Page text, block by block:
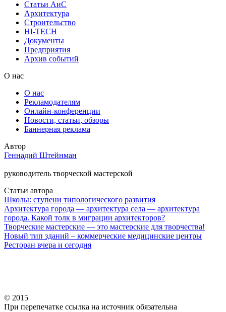
Статьи АиС
Архитектура
Строительство
HI-TECH
Документы
Предприятия
Архив событий
О нас
О нас
Рекламодателям
Онлайн-конференции
Новости, статьи, обзоры
Баннерная реклама
Автор
Геннадий Штейнман
руководитель творческой мастерской
Статьи автора
Школы: ступени типологического развития
Архитектура города — архитектура села — архитектура
города. Какой толк в миграции архитекторов?
Творческие мастерские — это мастерские для творчества!
Новый тип зданий – коммерческие медицинские центры
Ресторан вчера и сегодня
© 2015
При перепечатке ссылка на источник обязательна